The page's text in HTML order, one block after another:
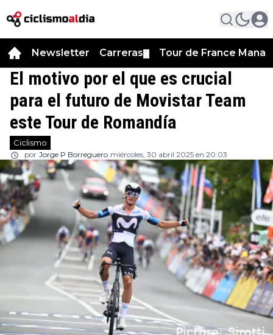
Newsletter Carreras Tour de France
El motivo por el que es crucial
para el futuro de Movistar Team
este Tour de Romandía
Ciclismo
por Jorge P Borreguero miércoles, 30 abril 2025 en 20:03